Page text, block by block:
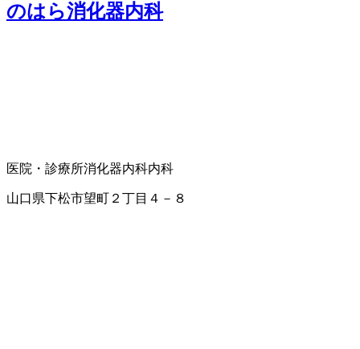
のはら消化器内科
医院・診療所消化器内科内科
山口県下松市望町２丁目４－８